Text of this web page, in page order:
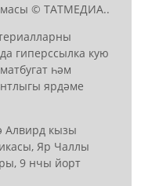
© ТАТМЕДИА..
гиперссылка кую
һәм
ярдәме
Алвирд кызы
Яр Чаллы
9 нчы йорт